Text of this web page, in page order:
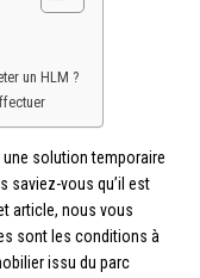
un HLM ?
solution temporaire
saviez-vous qu’il est
article, nous vous
sont les conditions à
issu du parc